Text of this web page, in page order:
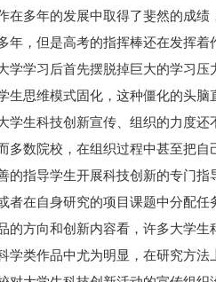
在多年的发展中取得了斐然的成
年，但是高考的指挥棒还在发挥
学学习后首先摆脱掉巨大的学习
生思维模式固化，这种僵化的头
学生科技创新宣传、组织的力度
多数院校，在组织过程中甚至把
的指导学生开展科技创新的专门
者在自身研究的项目课题中分配
的方向和创新内容看，许多大学
学类作品中尤为明显，在研究方